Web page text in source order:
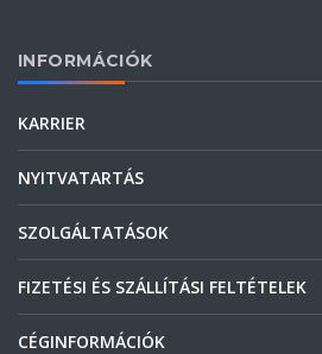
INFORMÁCIÓK
KARRIER
NYITVATARTÁS
SZOLGÁLTATÁSOK
FIZETÉSI ÉS SZÁLLÍTÁSI FELTÉTELEK
CÉGINFORMÁCIÓK